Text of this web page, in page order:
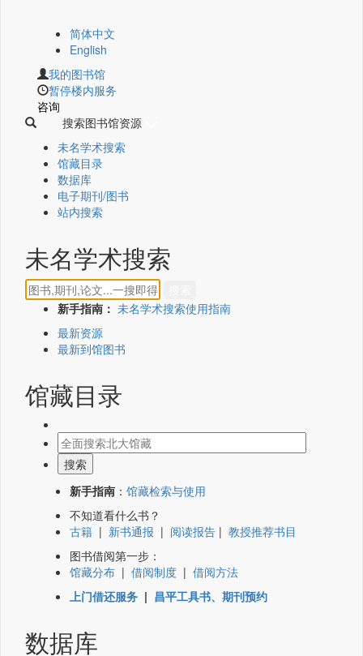
简体中文
English
我的图书馆
暂停楼内服务
咨询
搜索图书馆资源
未名学术搜索
馆藏目录
数据库
电子期刊/图书
站内搜索
未名学术搜索
新手指南： 未名学术搜索使用指南
最新资源
最新到馆图书
馆藏目录
新手指南 ： 馆藏检索与使用
不知道看什么书？
古籍 | 新书通报 | 阅读报告 | 教授推荐书目
图书借阅第一步：
馆藏分布 | 借阅制度 | 借阅方法
上门借还服务 | 昌平工具书、期刊预约
数据库